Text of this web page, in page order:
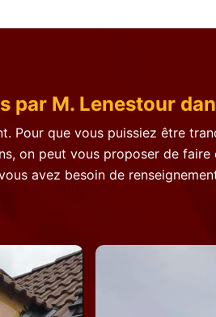
M. Lenestour
Pour que vous puissiez être
on peut vous proposer de faire
avez besoin de